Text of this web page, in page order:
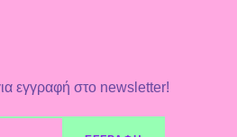
εγγραφή στο newsletter!